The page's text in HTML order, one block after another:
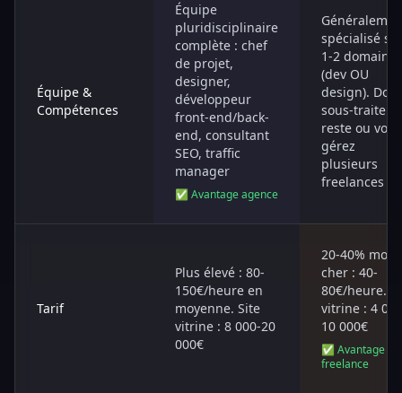
Équipe &
Compétences
Équipe
pluridisciplinaire
complète : chef
de projet,
designer,
développeur
front-end/back-
end, consultant
SEO, traffic
manager
✅ Avantage agence
spécialisé
1-2 domaines
(dev OU
design). Doit
sous-traiter
reste ou vous
gérez
plusieurs
freelances
Tarif
Plus élevé : 80-
150€/heure en
moyenne. Site
vitrine : 8 000-20
000€
20-40%
cher : 40-
80€/heure.
vitrine : 4
10 000€
✅ Avantage
freelance